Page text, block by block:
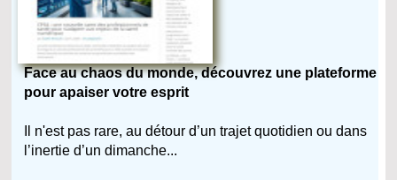
Face au chaos du monde, découvrez une plateforme
pour apaiser votre esprit
Il n'est pas rare, au détour d’un trajet quotidien ou dans
l’inertie d’un dimanche...